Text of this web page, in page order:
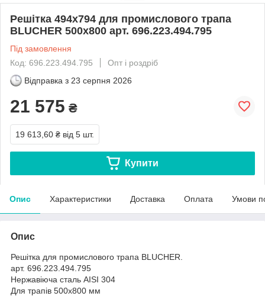
Решітка 494х794 для промислового трапа
BLUCHER 500х800 арт. 696.223.494.795
Під замовлення
Код: 696.223.494.795
Опт і роздріб
Відправка з 23 серпня 2026
21 575 ₴
19 613,60 ₴ від 5 шт.
Купити
Опис Характеристики Доставка Оплата Умови
Опис
Решітка для промислового трапа BLUCHER.
арт. 696.223.494.795
Нержавіюча сталь AISI 304
Для трапів 500х800 мм